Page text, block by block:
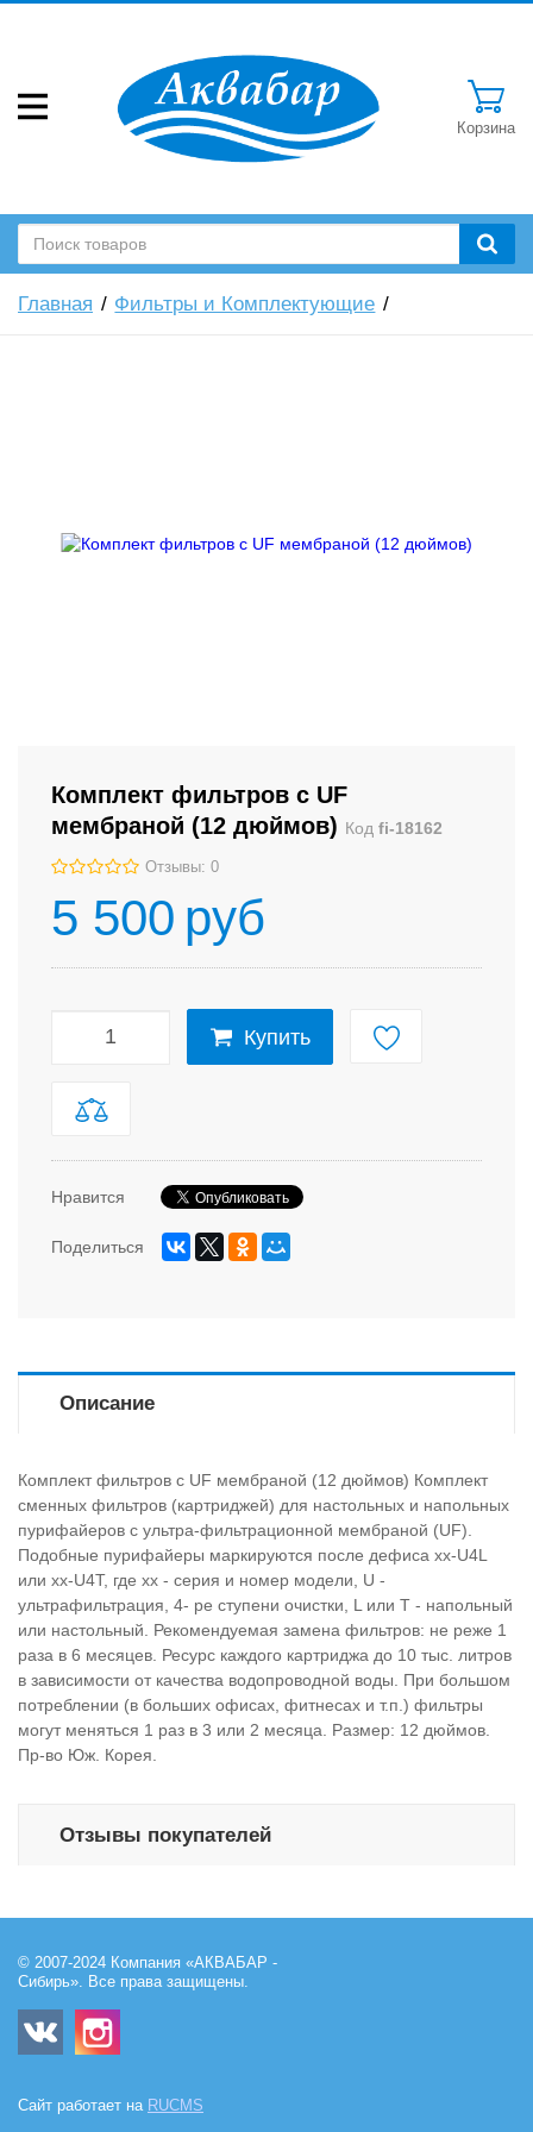
Корзина
Главная Фильтры и Комплектующие
Комплект фильтров с UF
мембраной (12 дюймов) Код fi-18162
Отзывы: 0
5 500 руб
Купить
Нравится
Поделиться
Описание
Комплект фильтров с UF мембраной (12 дюймов) Комплект
сменных фильтров (картриджей) для настольных и напольных
пурифайеров с ультра-фильтрационной мембраной (UF).
Подобные пурифайеры маркируются после дефиса xx-U4L
или xx-U4T, где xx - серия и номер модели, U -
ультрафильтрация, 4- ре ступени очистки, L или Т - напольный
или настольный. Рекомендуемая замена фильтров: не реже 1
раза в 6 месяцев. Ресурс каждого картриджа до 10 тыс. литров
в зависимости от качества водопроводной воды. При большом
потреблении (в больших офисах, фитнесах и т.п.) фильтры
могут меняться 1 раз в 3 или 2 месяца. Размер: 12 дюймов.
Пр-во Юж. Корея.
Отзывы покупателей
© 2007-2024 Компания «АКВАБАР -
Сибирь». Все права защищены.
Сайт работает на RUCMS